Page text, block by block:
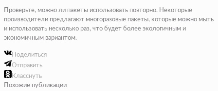
Проверьте, можно ли пакеты использовать повторно. Некоторые
производители предлагают многоразовые пакеты, которые можно мыть
и использовать несколько раз, что будет более экологичным и
экономичным вариантом.
Поделиться
Отправить
Класснуть
Похожие публикации